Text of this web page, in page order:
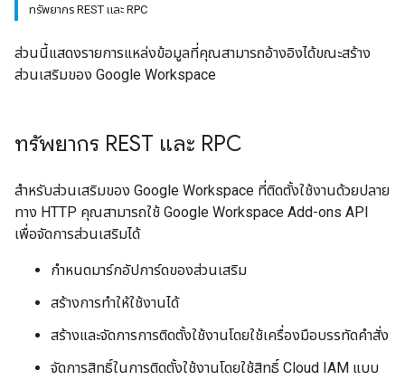
ทรัพยากร REST และ RPC
ส่วนนี้แสดงรายการแหล่งข้อมูลที่คุณสามารถอ้างอิงได้ขณะสร้าง
ส่วนเสริมของ Google Workspace
ทรัพยากร REST และ RPC
สำหรับส่วนเสริมของ Google Workspace ที่ติดตั้งใช้งานด้วยปลาย
ทาง HTTP คุณสามารถใช้ Google Workspace Add-ons API
เพื่อจัดการส่วนเสริมได้
กำหนดมาร์กอัปการ์ดของส่วนเสริม
สร้างการทำให้ใช้งานได้
สร้างและจัดการการติดตั้งใช้งานโดยใช้เครื่องมือบรรทัดคำสั่ง
จัดการสิทธิ์ในการติดตั้งใช้งานโดยใช้สิทธิ์ Cloud IAM แบบ